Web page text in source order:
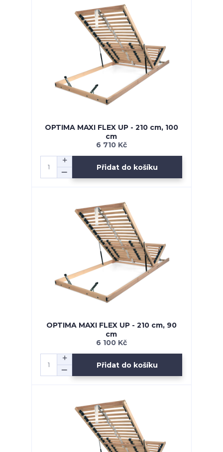
OPTIMA MAXI FLEX UP - 210 cm, 100
cm
6 710 Kč
Přidat do košíku
OPTIMA MAXI FLEX UP - 210 cm, 90
cm
6 100 Kč
Přidat do košíku